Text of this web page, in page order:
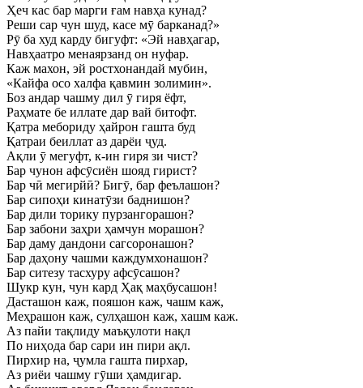
Ҳеч кас бар марги ғам навҳа кунад?
Реши сар чун шуд, касе мӯ барканад?»
Рӯ ба худ карду бигуфт: «Эй навҳагар,
Навҳаатро менаярзанд он нуфар.
Каж махон, эй ростхонандай мубин,
«Кайфа осо халфа қавмин золимин».
Боз андар чашму дил ӯ гиря ёфт,
Раҳмате бе иллате дар вай битофт.
Қатра мебориду ҳайрон гашта буд
Қатраи беиллат аз дарёи ҷуд.
Ақли ӯ мегуфт, к-ин гиря зи чист?
Бар чунон афсӯсиён шояд гирист?
Бар чӣ мегирйӣ? Бигӯ, бар феълашон?
Бар сипоҳи кинатӯзи баднишон?
Бар дили торику пурзангорашон?
Бар забони заҳри ҳамчун морашон?
Бар даму дандони сагсоронашон?
Бар даҳону чашми каждумхонашон?
Бар ситезу тасхуру афсӯсашон?
Шукр кун, чун кард Ҳақ маҳбусашон!
Дасташон каж, пояшон каж, чашм каж,
Меҳрашон каж, сулҳашон каж, хашм каж.
Аз пайи тақлиду маъқулоти нақл
По ниҳода бар сари ин пири ақл.
Пирхир на, ҷумла гашта пирхар,
Аз риёи чашму гӯши ҳамдигар.